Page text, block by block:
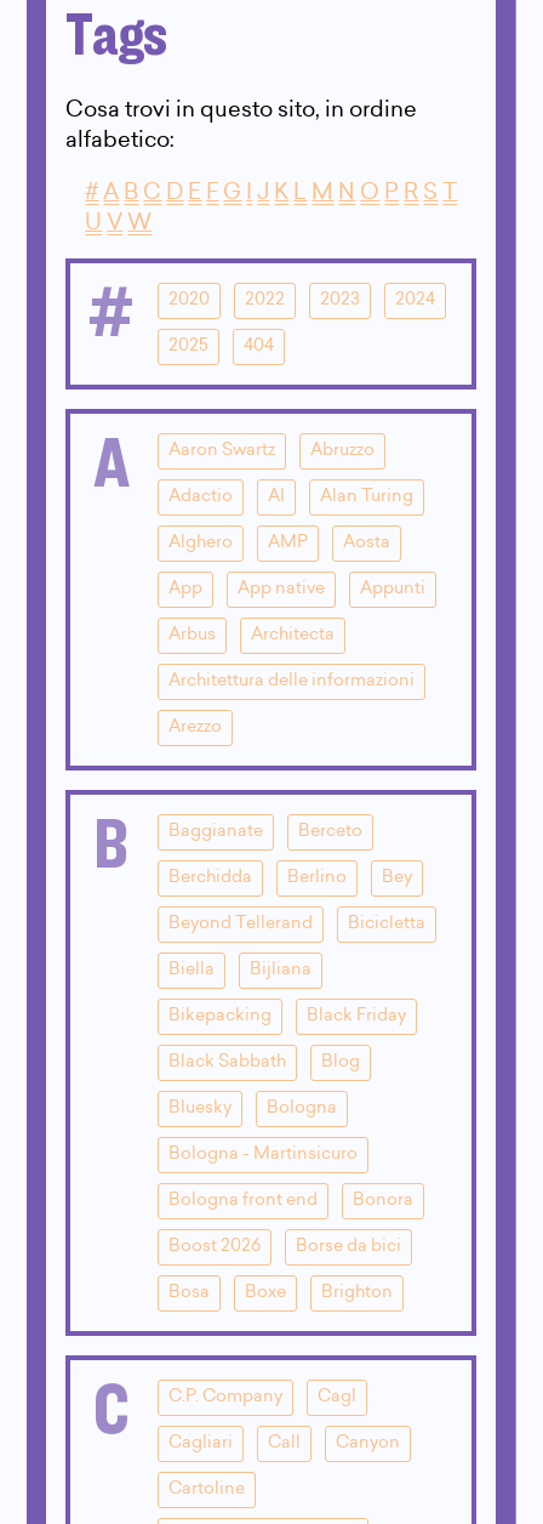
Tags
Cosa trovi in questo sito, in ordine
alfabetico:
# A B C D E F G J K L M N O P R S
U V W
# 2020 2022 2023 2024
2025 404
A Aaron Swartz Abruzzo
Adactio AI Alan Turing
Alghero AMP Aosta
App App native Appunti
Arbus Architecta
Architettura delle informazioni
Arezzo
B Baggianate Berceto
Berchidda Berlino Bey
Beyond Tellerand Bicicletta
Biella Bijliana
Bikepacking Black Friday
Black Sabbath Blog
Bluesky Bologna
Bologna - Martinsicuro
Bologna front end Bonora
Boost 2026 Borse da bici
Bosa Boxe Brighton
C C.P. Company Cagl
Cagliari Call Canyon
Cartoline